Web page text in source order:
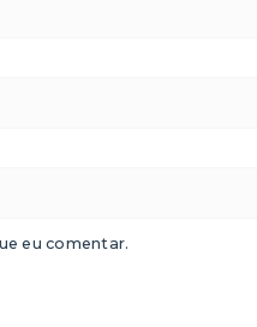
eu comentar.